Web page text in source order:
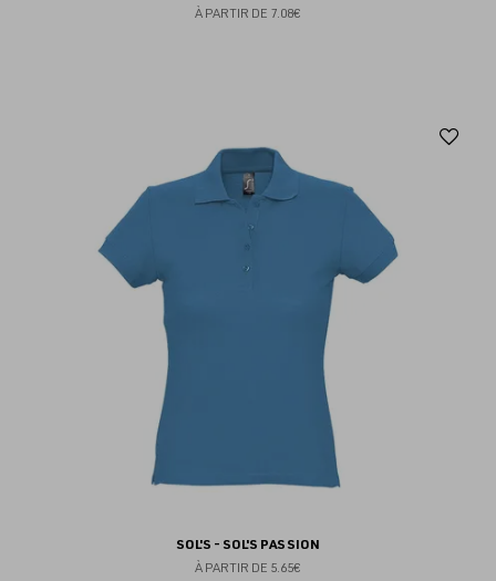
À PARTIR DE 7.08€
SOL'S - SOL'S PASSION
À PARTIR DE 5.65€